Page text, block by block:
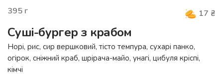
395 г 17 ₴
Суші-бургер з крабом
Норі, рис, сир вершковий, тісто темпура, сухарі панко,
огірок, сніжний краб, шрірача-майо, унагі, цибуля кріспі,
кімчі